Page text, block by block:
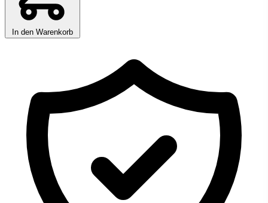
In den Warenkorb